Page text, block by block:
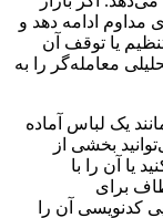
ادامه دهد و
یا توقف آن
معامله‌گر را به
یک لباس آماده
بخشی از
یا آن را با
برای
کدنویسی آن را